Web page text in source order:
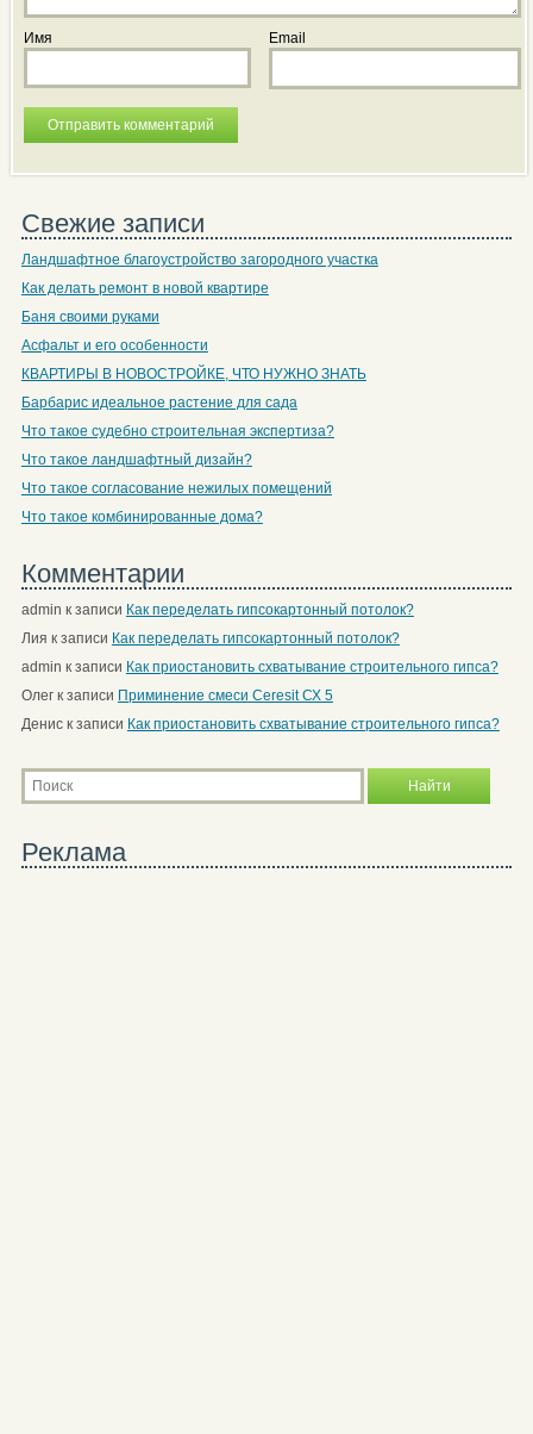
Имя Email
Свежие записи
Ландшафтное благоустройство загородного участка
Как делать ремонт в новой квартире
Баня своими руками
Асфальт и его особенности
КВАРТИРЫ В НОВОСТРОЙКЕ, ЧТО НУЖНО ЗНАТЬ
Барбарис идеальное растение для сада
Что такое судебно строительная экспертиза?
Что такое ландшафтный дизайн?
Что такое согласование нежилых помещений
Что такое комбинированные дома?
Комментарии
admin к записи Как переделать гипсокартонный потолок?
Лия к записи Как переделать гипсокартонный потолок?
admin к записи Как приостановить схватывание строительного гипса?
Олегк записи Приминение смеси Ceresit СХ 5
Дениск записи Как приостановить схватывание строительного гипса?
Реклама